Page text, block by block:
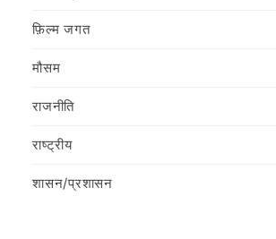
फ़िल्‍म जगत
मौसम
राजनीति
राष्ट्रीय
शासन/प्रशासन